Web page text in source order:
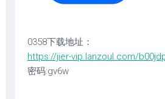
0358下载地址：
https://jier-vip.lanzoul.com/
密码:gv6w